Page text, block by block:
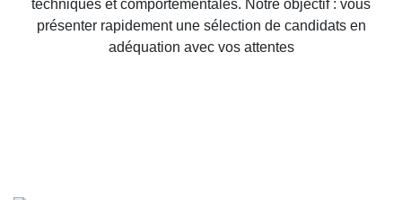
techniques et comportementales. Notre objectif : vous
présenter rapidement une sélection de candidats en
adéquation avec vos attentes